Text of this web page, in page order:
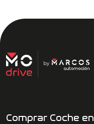
Comprar Coche en